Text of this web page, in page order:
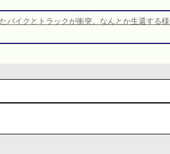
バイクとトラックが衝突。なんとか生還する様